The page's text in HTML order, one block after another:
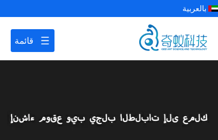
بالعربية
قائمة